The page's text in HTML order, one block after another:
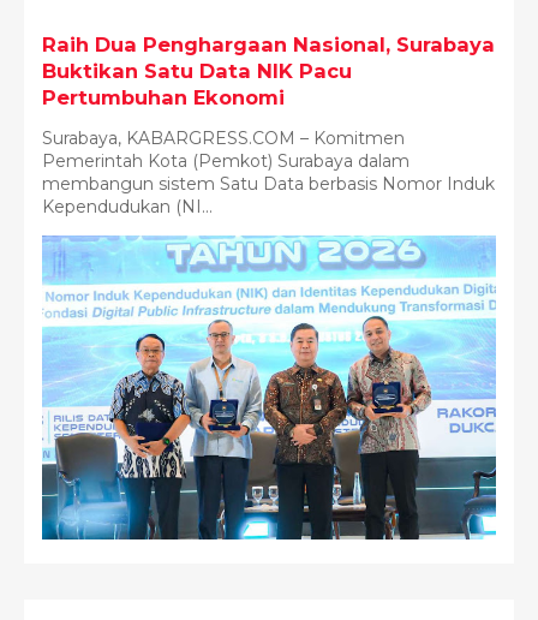
Raih Dua Penghargaan Nasional, Surabaya
Buktikan Satu Data NIK Pacu
Pertumbuhan Ekonomi
Surabaya, KABARGRESS.COM – Komitmen
Pemerintah Kota (Pemkot) Surabaya dalam
membangun sistem Satu Data berbasis Nomor Induk
Kependudukan (NI...